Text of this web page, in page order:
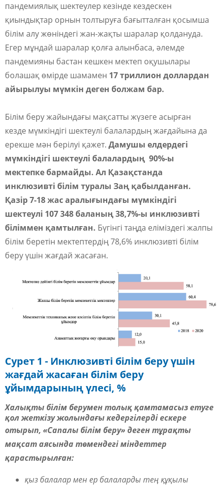
пандемиялық шектеулер кезінде кездескен
қиындықтар орнын толтыруға бағытталған қосымша
білім алу жөніндегі жан-жақты шаралар қолдануда.
Егер мұндай шаралар қолға алынбаса, әлемде
пандемияны бастан кешкен мектеп оқушылары
болашақ өмірде шамамен 17 триллион доллардан
айырылуы мүмкін деген болжам бар.
Білім беру жайындағы мақсатты жүзеге асырған
кезде мүмкіндігі шектеулі балалардың жағдайына да
ерекше мән берілуі қажет. Дамушы елдердегі
мүмкіндігі шектеулі балалардың 90%-ы
мектепке бармайды. Ал Қазақстанда
инклюзивті білім туралы Заң қабылданған.
Қазір 7-18 жас аралығындағы мүмкіндігі
шектеулі 107 348 баланың 38,7%-ы инклюзивті
біліммен қамтылған. Бүгінгі таңда еліміздегі жалпы
білім беретін мектептердің 78,6% инклюзивті білім
беру үшін жағдай жасаған.
Сурет 1 - Инклюзивті білім беру үшін
жағдай жасаған білім беру
ұйымдарының үлесі, %
Халықты білім берумен толық қамтамасыз етуге
қол жеткізу жолындағы кедергілерді ескере
отырып, «Сапалы білім беру» деген тұрақты
мақсат аясында төмендегі міндеттер
қарастырылған:
қыз балалар мен ер балаларды тең құқылы